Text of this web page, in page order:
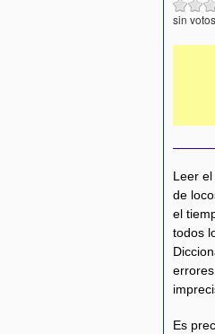
sin
Leer
de
el
todos
Es